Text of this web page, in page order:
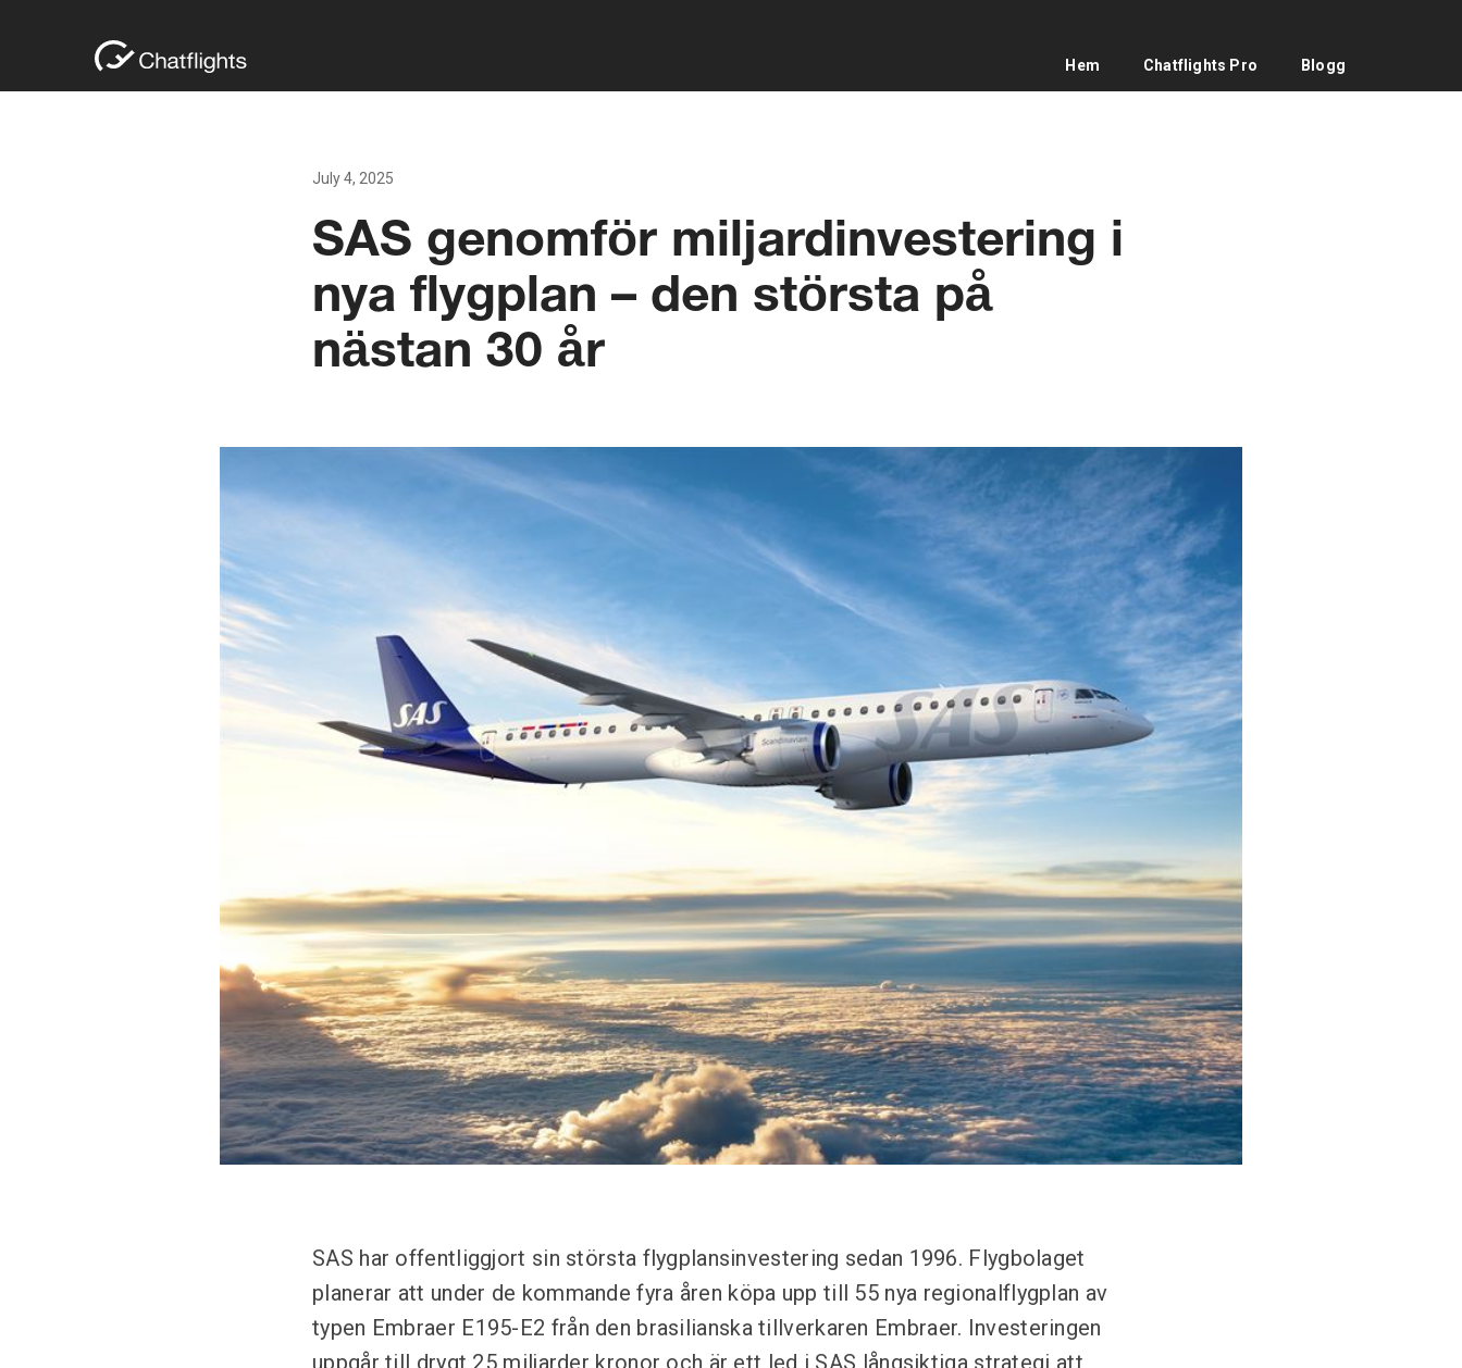
Hem Chatflights Pro Blogg
July 4, 2025
SAS genomför miljardinvestering i
nya flygplan – den största på
nästan 30 år
SAS har offentliggjort sin största flygplansinvestering sedan 1996. Flygbolaget
planerar att under de kommande fyra åren köpa upp till 55 nya regionalflygplan av
typen Embraer E195-E2 från den brasilianska tillverkaren Embraer. Investeringen
uppgår till drygt 25 miljarder kronor och är ett led i SAS långsiktiga strategi att